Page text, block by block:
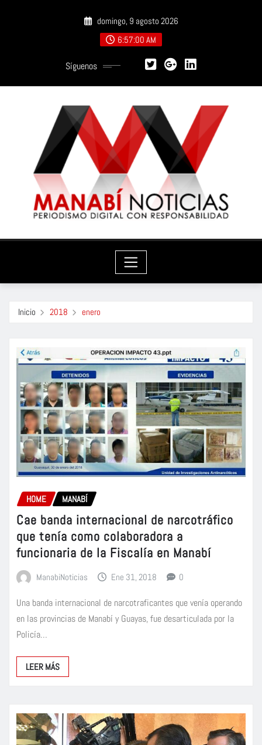
domingo, 9 agosto 2026
6:57:01 AM
Síguenos
Inicio 2018 enero
HOME MANABÍ
Cae banda internacional de narcotráfico
que tenía como colaboradora a
funcionaria de la Fiscalía en Manabí
ManabiNoticias Ene 31, 2018 0
Una banda internacional de narcotraficantes que venía operando
en las provincias de Manabí y Guayas, fue desarticulada por la
Policía…
LEER MÁS